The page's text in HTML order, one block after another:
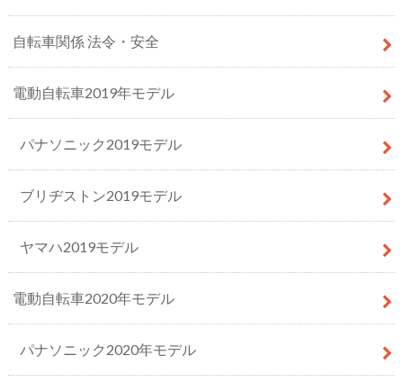
自転車関係 法令・安全
電動自転車2019年モデル
パナソニック2019モデル
ブリヂストン2019モデル
ヤマハ2019モデル
電動自転車2020年モデル
パナソニック2020年モデル